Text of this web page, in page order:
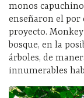
monos
enseñaron el por
proyecto.
bosque, en la
árboles, de
innumerables